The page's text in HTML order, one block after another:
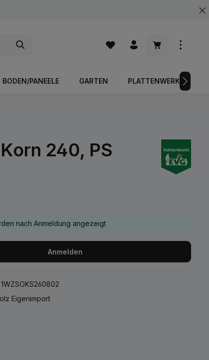
Warenkorb
BODEN/PANEELE GARTEN PLATTENWERKSTOFFE
240, PS
nach Anmeldung angezeigt
Anmelden
1WZSOKS260802
Eigenimport